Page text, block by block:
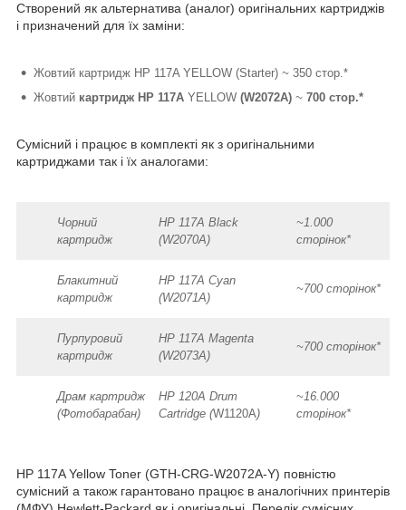
Створений як альтернатива (аналог) оригінальних картриджів
і призначений для їх заміни:
Жовтий картридж HP 117A YELLOW (Starter) ~ 350 стор.*
Жовтий картридж HP 117A YELLOW (W2072A) ~ 700 стор.*
Сумісний і працює в комплекті як з оригінальними
картриджами так і їх аналогами:
Чорний
картридж
HP 117A Black
(W2070A)
~1.000
сторінок*
Блакитний
картридж
HP 117A Cyan
(W2071A)
~700 сторінок*
Пурпуровий
картридж
HP 117A Magenta
(W2073A)
~700 сторінок*
Драм картридж
(Фотобарабан)
HP 120A Drum
Cartridge (W1120A)
~16.000
сторінок*
HP 117A Yellow Toner (GTH-CRG-W2072A-Y) повністю
сумісний а також гарантовано працює в аналогічних принтерів